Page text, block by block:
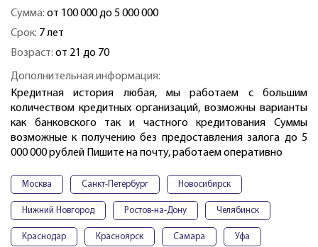
Сумма: от 100 000 до 5 000 000
Срок: 7 лет
Возраст: от 21 до 70
Дополнительная информация:
Кредитная история любая, мы работаем с большим
количеством кредитных организаций, возможны варианты
как банковского так и частного кредитования Суммы
возможные к получению без предоставления залога до 5
000 000 рублей Пишите на почту, работаем оперативно
Москва Санкт-Петербург Новосибирск
Нижний Новгород Ростов-на-Дону Челябинск
Краснодар Красноярск Самара Уфа